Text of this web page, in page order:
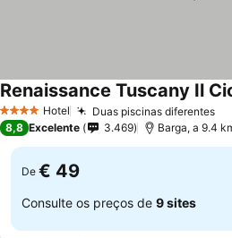
4 EstrelasHotel Duas piscinas diferentes
Renaissance Tuscany Il
8,8 Excelente 3.469 Barga, a 9.4
De € 49
Consulte os preços de 9 sites